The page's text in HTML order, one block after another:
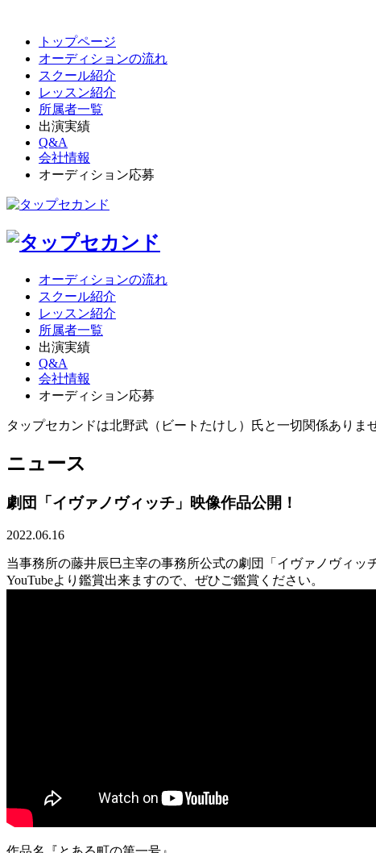
トップページ
オーディションの流れ
スクール紹介
レッスン紹介
所属者一覧
出演実績
Q&A
会社情報
オーディション応募
オーディションの流れ
スクール紹介
レッスン紹介
所属者一覧
出演実績
Q&A
会社情報
オーディション応募
タップセカンドは北野武（ビートたけし）氏と一切関係ありま
ニュース
劇団「イヴァノヴィッチ」映像作品公開！
2022.06.16
当事務所の藤井辰巳主宰の事務所公式の劇団「イヴァノヴィッ
YouTubeより鑑賞出来ますので、ぜひご鑑賞ください。